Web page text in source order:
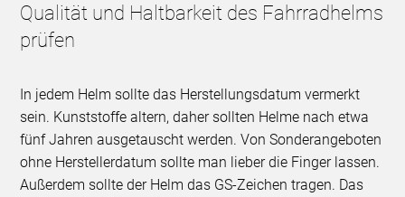
Qualität und Haltbarkeit des Fahrradhelms
prüfen
In jedem Helm sollte das Herstellungsdatum vermerkt
sein. Kunststoffe altern, daher sollten Helme nach etwa
fünf Jahren ausgetauscht werden. Von Sonderangeboten
ohne Herstellerdatum sollte man lieber die Finger lassen.
Außerdem sollte der Helm das GS-Zeichen tragen. Das